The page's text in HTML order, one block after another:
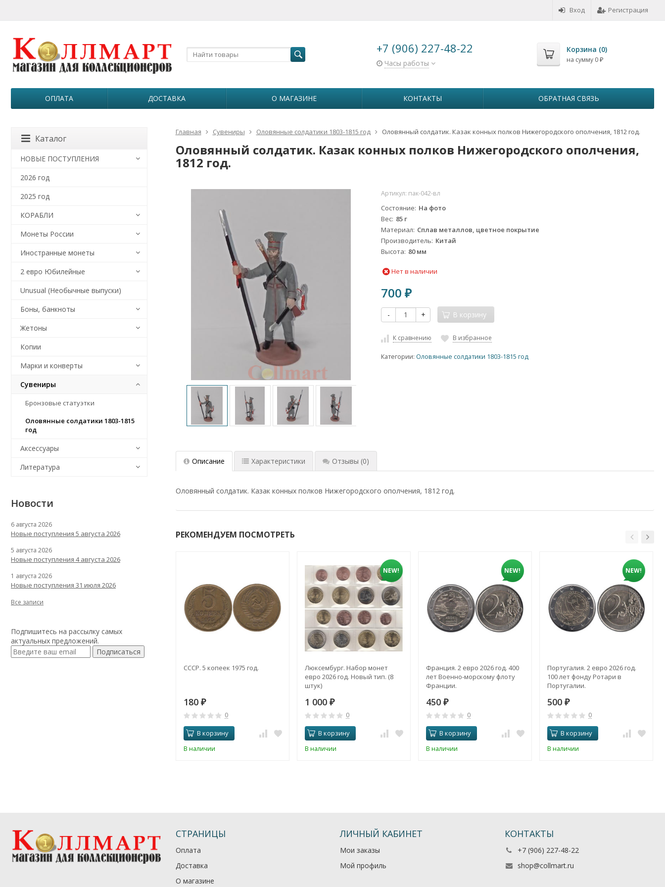
Вход Регистрация
+7 (906) 227-48-22
Часы работы
Корзина (0)
на сумму 0 ₽
ОПЛАТА ДОСТАВКА О МАГАЗИНЕ КОНТАКТЫ ОБРАТНАЯ СВЯЗЬ
Главная Сувениры Оловянные солдатики 1803-1815 год Оловянный солдатик. Казак конных полков Нижегородского ополчения, 1812 год.
Оловянный солдатик. Казак конных полков Нижегородского ополчения,
1812 год.
Артикул: пак-042-вл
Состояние На фото
Вес 85 г
Материал Сплав металлов, цветное покрытие
Производитель Китай
Высота 80 мм
Нет в наличии
700₽
- + В корзину
К сравнению В избранное
Категории: Оловянные солдатики 1803-1815 год
Описание Характеристики Отзывы (0)
Оловянный солдатик. Казак конных полков Нижегородского ополчения, 1812 год.
РЕКОМЕНДУЕМ ПОСМОТРЕТЬ
СССР. 5 копеек 1975 год.
180 ₽
0
В корзину
В наличии
NEW!
Люксембург. Набор монет
евро 2026 год. Новый тип. (8
штук)
1 000 ₽
0
В корзину
В наличии
NEW!
Франция. 2 евро 2026 год. 400
лет Военно-морскому флоту
Франции.
450 ₽
0
В корзину
В наличии
NEW!
Португалия. 2 евро 2026 год.
100 лет фонду Ротари в
Португалии.
500 ₽
0
В корзину
В наличии
Каталог
НОВЫЕ ПОСТУПЛЕНИЯ
2026 год
2025 год
КОРАБЛИ
Монеты России
Иностранные монеты
2 евро Юбилейные
Unusual (Необычные выпуски)
Боны, банкноты
Жетоны
Копии
Марки и конверты
Сувениры
Бронзовые статуэтки
Оловянные солдатики 1803-1815
год
Аксессуары
Литература
Новости
6 августа 2026
Новые поступления 5 августа 2026
5 августа 2026
Новые поступления 4 августа 2026
1 августа 2026
Новые поступления 31 июля 2026
Все записи
Подпишитесь на рассылку самых
актуальных предложений.
Подписаться
СТРАНИЦЫ
Оплата
Доставка
О магазине
ЛИЧНЫЙ КАБИНЕТ
Мои заказы
Мой профиль
КОНТАКТЫ
+7 (906) 227-48-22
shop@collmart.ru